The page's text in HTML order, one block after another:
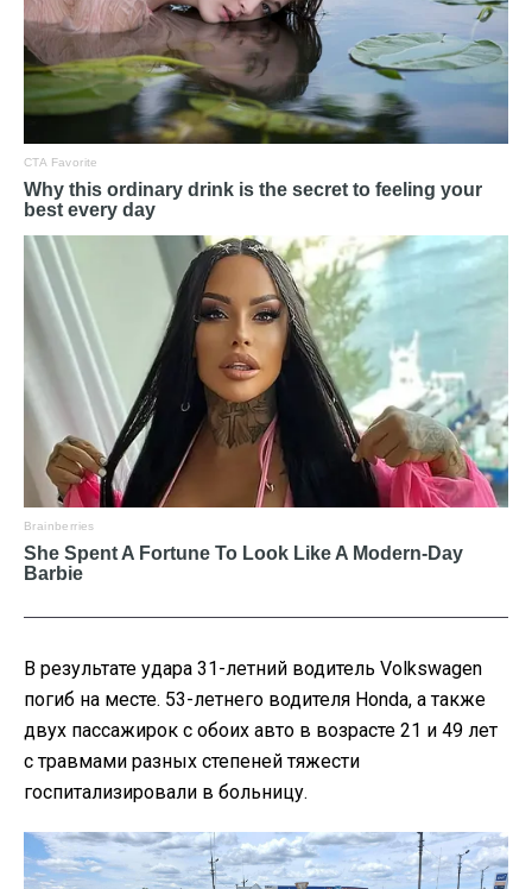
В результате удара 31-летний водитель Volkswagen
погиб на месте. 53-летнего водителя Honda, а также
двух пассажирок с обоих авто в возрасте 21 и 49 лет
с травмами разных степеней тяжести
госпитализировали в больницу.